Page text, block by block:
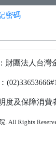
密碼
財團法人台灣
度及保障消費
. All Rights